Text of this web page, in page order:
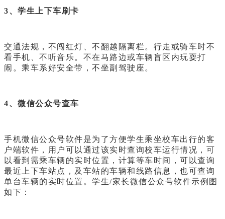
3、学生上下车刷卡
交通法规，不闯红灯、不翻越隔离栏。行走或骑车时不
看手机、不听音乐。不在马路边或车辆盲区内玩耍打
闹。乘车系好安全带，不坐副驾驶座。
4、微信公众号查车
手机微信公众号软件是为了方便学生乘坐校车出行的客
户端软件，用户可以通过该实时查询校车运行情况，可
以看到需乘车辆的实时位置，计算等车时间，可以查询
最近上下车站点，及车站的车辆和线路信息，也可查询
单台车辆的实时位置。学生/家长微信公众号软件示例图
如下：